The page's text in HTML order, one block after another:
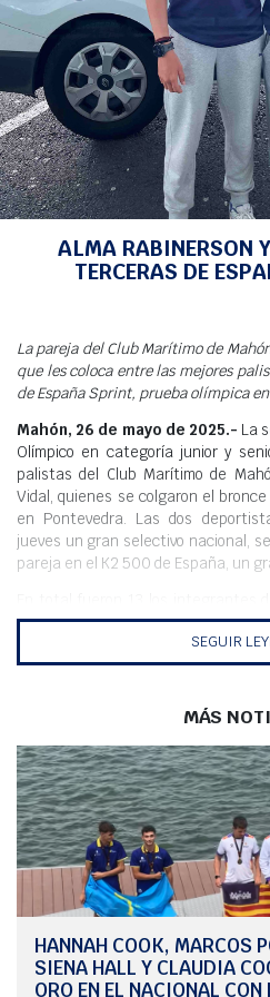
Meteo
INICIO>NOTICIAS> PIRAGÜISMO> ALMA
TERCERAS DE ESPAÑA ABSOLUTAS
ALMA RABINERSON
TERCERAS DE
La pareja del Club Marítimo de
que les coloca entre las mejores
de España Sprint, prueba olímpica
Mahón, 26 de mayo de 2025.- La
Olímpico en categoría junior y
palistas del Club Marítimo de
Vidal, quienes se colgaron el
en Pontevedra. Las dos
jueves un gran selectivo nacional,
pareja en el K2 500 de España, un
que participaron en la
Pontillón, en Pontevedra, las
de Piragüismo.
En femenino absoluto, Rabinerson
el resultado más destacado
Además, Cristina Carreras y
metros, fueron quintas de la
participaron en el K4 500 y
de España. En K1, Alma, que está
con España para el Europeo y el
España, mientras que Claudia
mejores resultados individuales.
En junior, fueron dos las
Djamila López tuvieron un buen
200 metros en la final B, que la deja
una buena contrarreloj pero no
SEGUIR
MÁS
HANNAH COOK, MARCOS
SIENA HALL Y CLAUDIA
ORO EN EL NACIONAL